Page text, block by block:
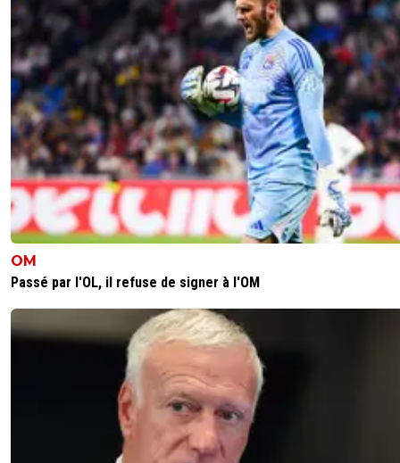
OM
Passé par l'OL, il refuse de signer à l'OM